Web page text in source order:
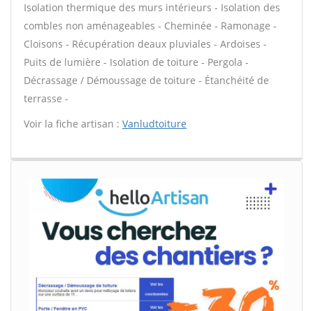
Isolation thermique des murs intérieurs - Isolation des
combles non aménageables - Cheminée - Ramonage -
Cloisons - Récupération deaux pluviales - Ardoises -
Puits de lumière - Isolation de toiture - Pergola -
Décrassage / Démoussage de toiture - Étanchéité de
terrasse -
Voir la fiche artisan : Vanludtoiture